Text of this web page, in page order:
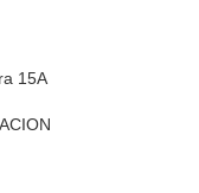
15A